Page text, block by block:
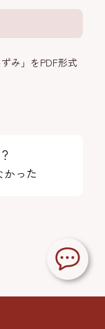
み」をPDF形式
った